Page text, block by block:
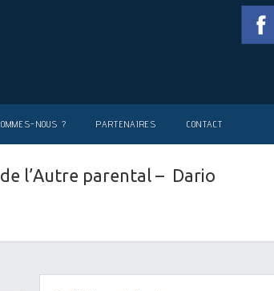
NOUS ? PARTENAIRES CONTACT
l’Autre parental – Dario